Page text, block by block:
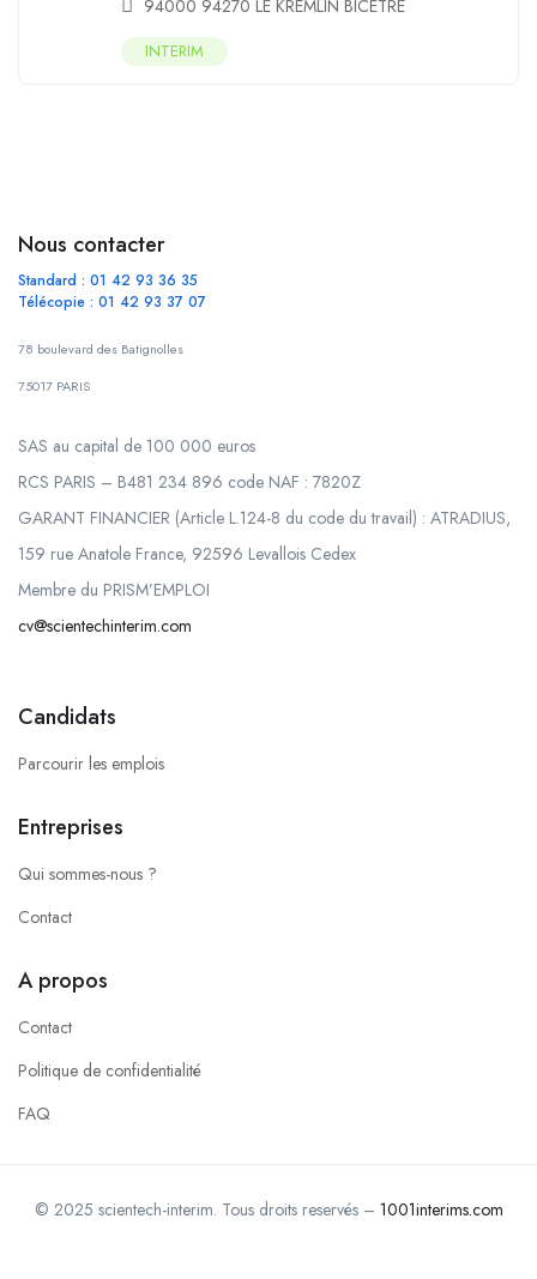
94000 94270 LE KREMLIN BICETRE
INTERIM
Nous contacter
Standard : 01 42 93 36 35
Télécopie : 01 42 93 37 07
78 boulevard des Batignolles
75017 PARIS
SAS au capital de 100 000 euros
RCS PARIS – B481 234 896 code NAF : 7820Z
GARANT FINANCIER (Article L.124-8 du code du travail) : ATRADIUS,
159 rue Anatole France, 92596 Levallois Cedex
Membre du PRISM’EMPLOI
cv@scientechinterim.com
Candidats
Parcourir les emplois
Entreprises
Qui sommes-nous ?
Contact
A propos
Contact
Politique de confidentialité
FAQ
© 2025 scientech-interim. Tous droits reservés – 1001interims.com